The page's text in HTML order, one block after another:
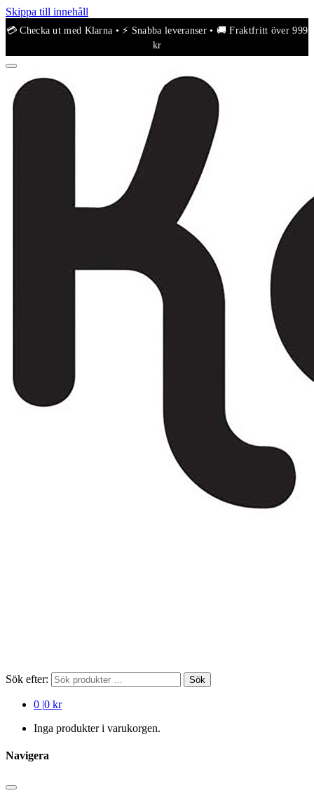
Skippa till innehåll
Sök efter: Sök
0 |0 kr
Inga produkter i varukorgen.
Navigera